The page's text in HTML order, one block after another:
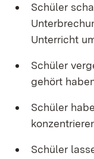
Schüler
Unterricht
Schüler
gehört
Schüler
Schüler